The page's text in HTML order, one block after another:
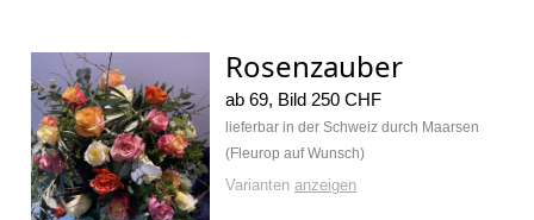
Rosenzauber
ab 69, Bild 250 CHF
lieferbar in der Schweiz durch Maarsen
(Fleurop auf Wunsch)
Varianten anzeigen